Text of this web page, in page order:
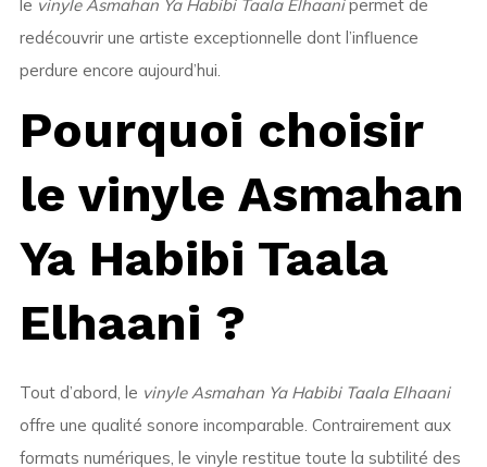
le vinyle Asmahan Ya Habibi Taala Elhaanipermet de
redécouvrir une artiste exceptionnelle dont l’influence
perdure encore aujourd’hui.
Pourquoi choisir
le vinyle Asmahan
Ya Habibi Taala
Elhaani ?
Tout d’abord, le vinyle Asmahan Ya Habibi Taala Elhaani
offre une qualité sonore incomparable. Contrairement aux
formats numériques, le vinyle restitue toute la subtilité des